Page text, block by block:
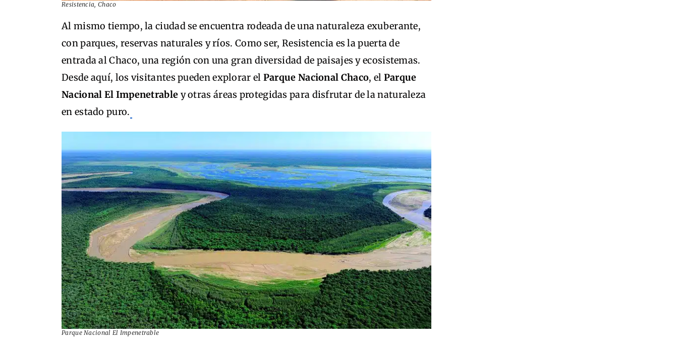
Resistencia, Chaco
Al mismo tiempo, la ciudad se encuentra rodeada de una naturaleza exuberante,
con parques, reservas naturales y ríos. Como ser, Resistencia es la puerta de
entrada al Chaco, una región con una gran diversidad de paisajes y ecosistemas.
Desde aquí, los visitantes pueden explorar el Parque Nacional Chaco, el Parque
Nacional El Impenetrable y otras áreas protegidas para disfrutar de la naturaleza
en estado puro.
Parque Nacional El Impenetrable